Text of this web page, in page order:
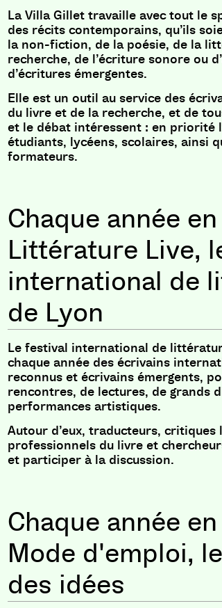
La Villa Gillet travaille avec tout le
des récits contemporains, qu’ils
la non-fiction, de la poésie, de la
recherche, de l’écriture sonore ou
d’écritures émergentes.
Elle est un outil au service des
du livre et de la recherche, et de
et le débat intéressent : en priorité
étudiants, lycéens, scolaires, ainsi
formateurs.
Chaque année
Littérature Live,
international de
de Lyon
Le festival international de
chaque année des écrivains
reconnus et écrivains émergents,
rencontres, de lectures, de grands
performances artistiques.
Autour d’eux, traducteurs,
professionnels du livre et
et participer à la discussion.
Chaque année
Mode d'emploi,
des idées